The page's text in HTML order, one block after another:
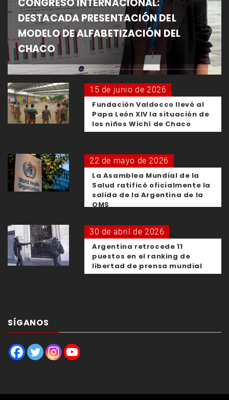
CONGRESO INTERNACIONAL:
DESTACADA PRESENTACIÓN DEL
MODELO DE ALFABETIZACIÓN DEL
CHACO
15 de junio de 2026
Fundación Valdocco llevó al
Papa León XIV la situación de
los niños Wichí de Chaco
22 de mayo de 2026
La Asamblea Mundial de la
Salud ratificó oficialmente la
salida de la Argentina de la
OMS
30 de abril de 2026
Argentina retrocede 11
puestos en el ranking de
libertad de prensa mundial
SÍGANOS